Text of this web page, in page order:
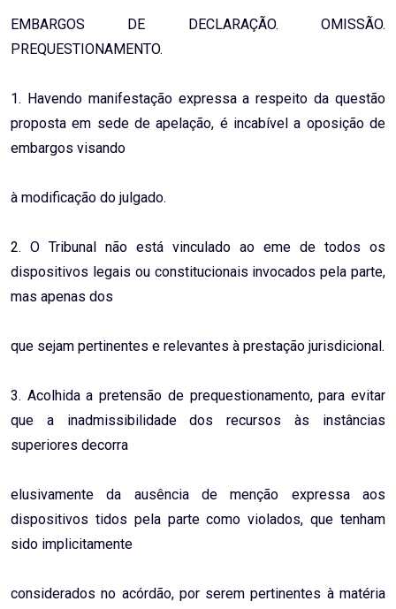
EMBARGOS DE DECLARAÇÃO. OMISSÃO.
PREQUESTIONAMENTO.
1. Havendo manifestação expressa a respeito da questão
proposta em sede de apelação, é incabível a oposição de
embargos visando
à modificação do julgado.
2. O Tribunal não está vinculado ao eme de todos os
dispositivos legais ou constitucionais invocados pela parte,
mas apenas dos
que sejam pertinentes e relevantes à prestação jurisdicional.
3. Acolhida a pretensão de prequestionamento, para evitar
que a inadmissibilidade dos recursos às instâncias
superiores decorra
elusivamente da ausência de menção expressa aos
dispositivos tidos pela parte como violados, que tenham
sido implicitamente
considerados no acórdão, por serem pertinentes à matéria